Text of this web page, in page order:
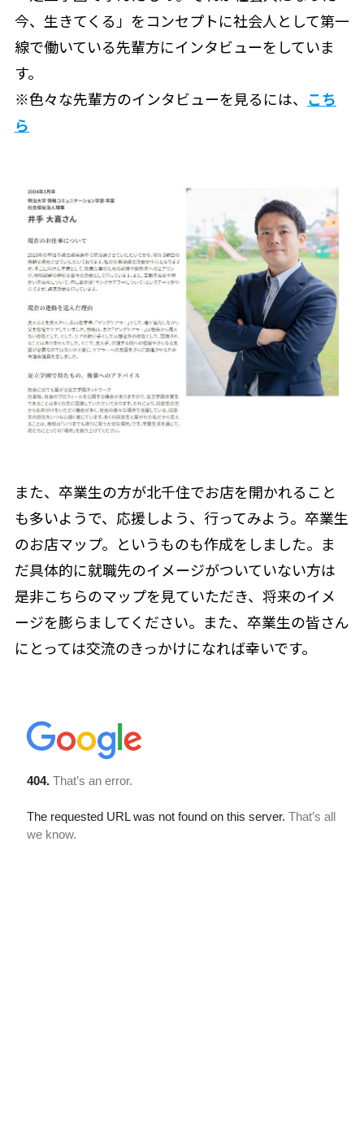
今、生きてくる」をコンセプトに社会人として第一
線で働いている先輩方にインタビューをしていま
す。
※色々な先輩方のインタビューを見るには、 こち
ら
また、卒業生の方が北千住でお店を開かれること
も多いようで、応援しよう、行ってみよう。卒業生
のお店マップ。というものも作成をしました。ま
だ具体的に就職先のイメージがついていない方は
是非こちらのマップを見ていただき、将来のイメ
ージを膨らましてください。また、卒業生の皆さん
にとっては交流のきっかけになれば幸いです。